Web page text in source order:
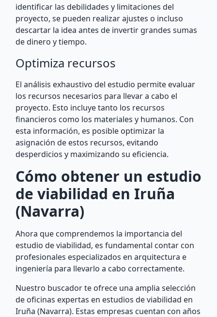
identificar las debilidades y limitaciones del
proyecto, se pueden realizar ajustes o incluso
descartar la idea antes de invertir grandes sumas
de dinero y tiempo.
Optimiza recursos
El análisis exhaustivo del estudio permite evaluar
los recursos necesarios para llevar a cabo el
proyecto. Esto incluye tanto los recursos
financieros como los materiales y humanos. Con
esta información, es posible optimizar la
asignación de estos recursos, evitando
desperdicios y maximizando su eficiencia.
Cómo obtener un estudio
de viabilidad en Iruña
(Navarra)
Ahora que comprendemos la importancia del
estudio de viabilidad, es fundamental contar con
profesionales especializados en arquitectura e
ingeniería para llevarlo a cabo correctamente.
Nuestro buscador te ofrece una amplia selección
de oficinas expertas en estudios de viabilidad en
Iruña (Navarra). Estas empresas cuentan con años